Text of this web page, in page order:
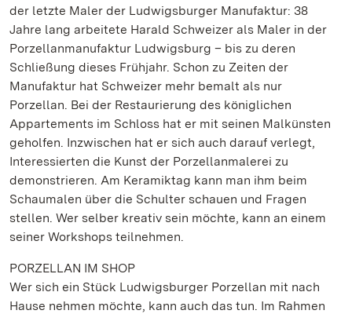
der letzte Maler der Ludwigsburger Manufaktur: 38
Jahre lang arbeitete Harald Schweizer als Maler in der
Porzellanmanufaktur Ludwigsburg – bis zu deren
Schließung dieses Frühjahr. Schon zu Zeiten der
Manufaktur hat Schweizer mehr bemalt als nur
Porzellan. Bei der Restaurierung des königlichen
Appartements im Schloss hat er mit seinen Malkünsten
geholfen. Inzwischen hat er sich auch darauf verlegt,
Interessierten die Kunst der Porzellanmalerei zu
demonstrieren. Am Keramiktag kann man ihm beim
Schaumalen über die Schulter schauen und Fragen
stellen. Wer selber kreativ sein möchte, kann an einem
seiner Workshops teilnehmen.
PORZELLAN IM SHOP
Wer sich ein Stück Ludwigsburger Porzellan mit nach
Hause nehmen möchte, kann auch das tun. Im Rahmen